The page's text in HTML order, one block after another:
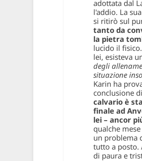
adottata dal
l'addio. La
si ritirò sul
tanto da
la pietra
lucido il
lei, esisteva
degli
situazione
Karin ha
conclusione
calvario è
finale ad
lei – ancor
qualche
un problema
tutto a posto.
di paura e